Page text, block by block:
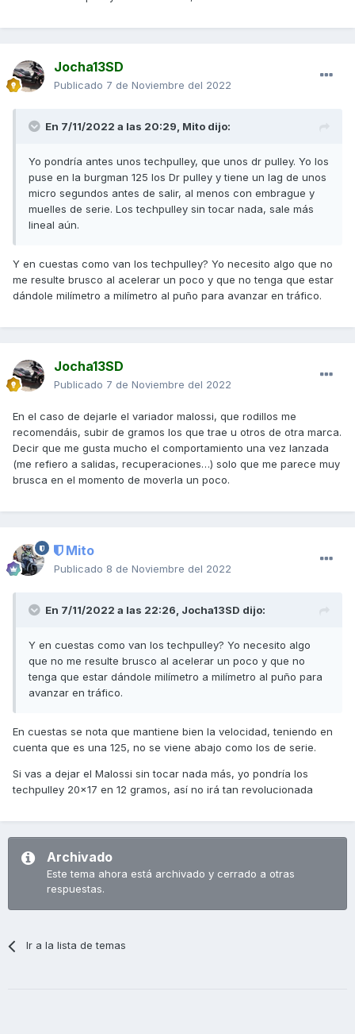
Jocha13SD
Publicado 7 de Noviembre del 2022
En 7/11/2022 a las 20:29, Mito dijo:
Yo pondría antes unos techpulley, que unos dr pulley. Yo los
puse en la burgman 125 los Dr pulley y tiene un lag de unos
micro segundos antes de salir, al menos con embrague y
muelles de serie. Los techpulley sin tocar nada, sale más
lineal aún.
Y en cuestas como van los techpulley? Yo necesito algo que no
me resulte brusco al acelerar un poco y que no tenga que estar
dándole milímetro a milímetro al puño para avanzar en tráfico.
Jocha13SD
Publicado 7 de Noviembre del 2022
En el caso de dejarle el variador malossi, que rodillos me
recomendáis, subir de gramos los que trae u otros de otra marca.
Decir que me gusta mucho el comportamiento una vez lanzada
(me refiero a salidas, recuperaciones…) solo que me parece muy
brusca en el momento de moverla un poco.
Mito
Publicado 8 de Noviembre del 2022
En 7/11/2022 a las 22:26, Jocha13SD dijo:
Y en cuestas como van los techpulley? Yo necesito algo
que no me resulte brusco al acelerar un poco y que no
tenga que estar dándole milímetro a milímetro al puño para
avanzar en tráfico.
En cuestas se nota que mantiene bien la velocidad, teniendo en
cuenta que es una 125, no se viene abajo como los de serie.
Si vas a dejar el Malossi sin tocar nada más, yo pondría los
techpulley 20x17 en 12 gramos, así no irá tan revolucionada
Archivado
Este tema ahora está archivado y cerrado a otras
respuestas.
Ir a la lista de temas